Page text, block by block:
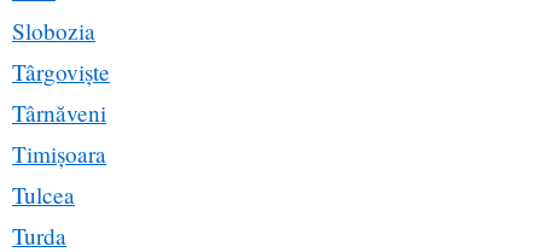
Slobozia
Târgoviște
Târnăveni
Timișoara
Tulcea
Turda